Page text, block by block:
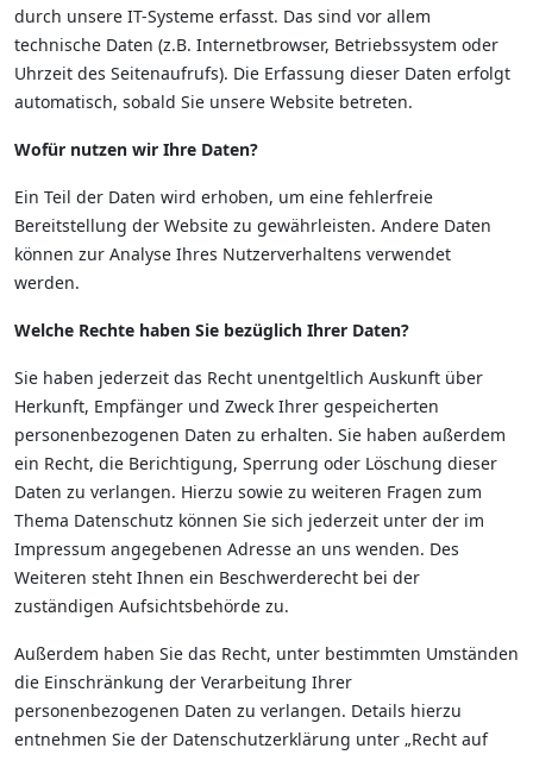
durch unsere IT-Systeme erfasst. Das sind vor allem
technische Daten (z.B. Internetbrowser, Betriebssystem oder
Uhrzeit des Seitenaufrufs). Die Erfassung dieser Daten erfolgt
automatisch, sobald Sie unsere Website betreten.
Wofür nutzen wir Ihre Daten?
Ein Teil der Daten wird erhoben, um eine fehlerfreie
Bereitstellung der Website zu gewährleisten. Andere Daten
können zur Analyse Ihres Nutzerverhaltens verwendet
werden.
Welche Rechte haben Sie bezüglich Ihrer Daten?
Sie haben jederzeit das Recht unentgeltlich Auskunft über
Herkunft, Empfänger und Zweck Ihrer gespeicherten
personenbezogenen Daten zu erhalten. Sie haben außerdem
ein Recht, die Berichtigung, Sperrung oder Löschung dieser
Daten zu verlangen. Hierzu sowie zu weiteren Fragen zum
Thema Datenschutz können Sie sich jederzeit unter der im
Impressum angegebenen Adresse an uns wenden. Des
Weiteren steht Ihnen ein Beschwerderecht bei der
zuständigen Aufsichtsbehörde zu.
Außerdem haben Sie das Recht, unter bestimmten Umständen
die Einschränkung der Verarbeitung Ihrer
personenbezogenen Daten zu verlangen. Details hierzu
entnehmen Sie der Datenschutzerklärung unter „Recht auf